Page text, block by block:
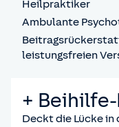
Heilpraktiker
Ambulante
leistungsfreien
+
Deckt die Lücke